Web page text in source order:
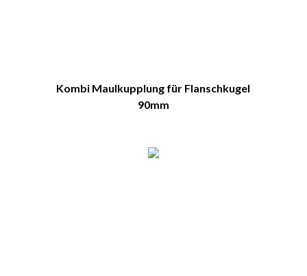
Kombi Maulkupplung für Flanschkugel
90mm